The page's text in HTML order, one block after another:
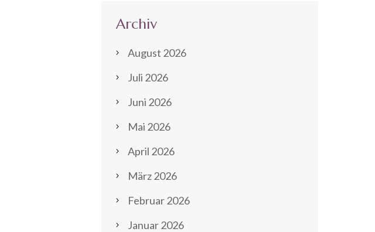
Archiv
August 2026
Juli 2026
Juni 2026
Mai 2026
April 2026
März 2026
Februar 2026
Januar 2026